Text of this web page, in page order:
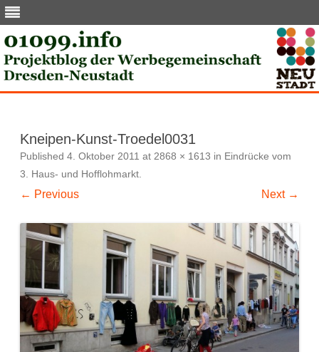
Kneipen-Kunst-Troedel0031
Published 4. Oktober 2011 at 2868 × 1613 in Eindrücke vom
3. Haus- und Hofflohmarkt.
← Previous Next →